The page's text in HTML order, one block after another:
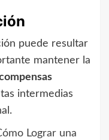
puede resultar
mantener la
intermedias
Lograr una